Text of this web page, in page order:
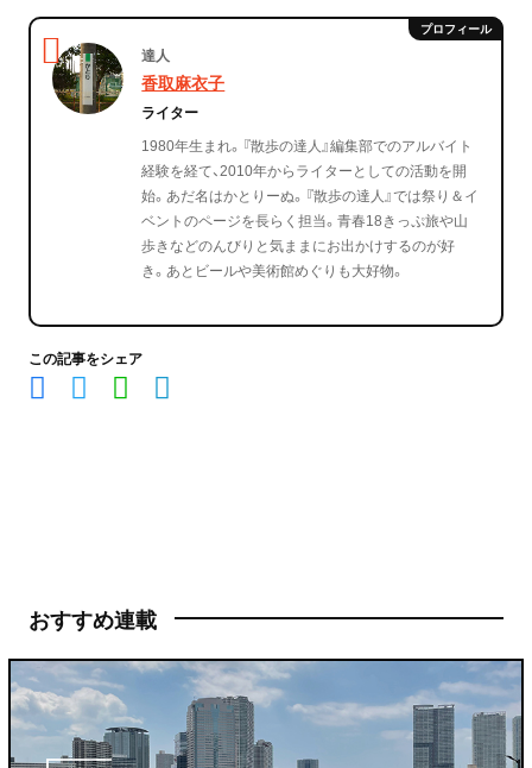
達人
香取麻衣子
ライター
1980年生まれ。『散歩の達人』編集部でのアルバイト
経験を経て、2010年からライターとしての活動を開
始。あだ名はかとりーぬ。『散歩の達人』では祭り＆イ
ベントのページを長らく担当。青春18きっぷ旅や山
歩きなどのんびりと気ままにお出かけするのが好
き。あとビールや美術館めぐりも大好物。
この記事をシェア
おすすめ連載